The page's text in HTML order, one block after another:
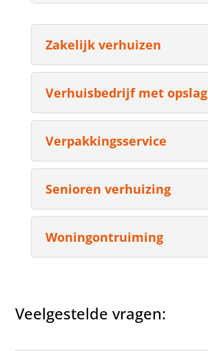
Zakelijk verhuizen
Verhuisbedrijf met opslag
Verpakkingsservice
Senioren verhuizing
Woningontruiming
Veelgestelde vragen: